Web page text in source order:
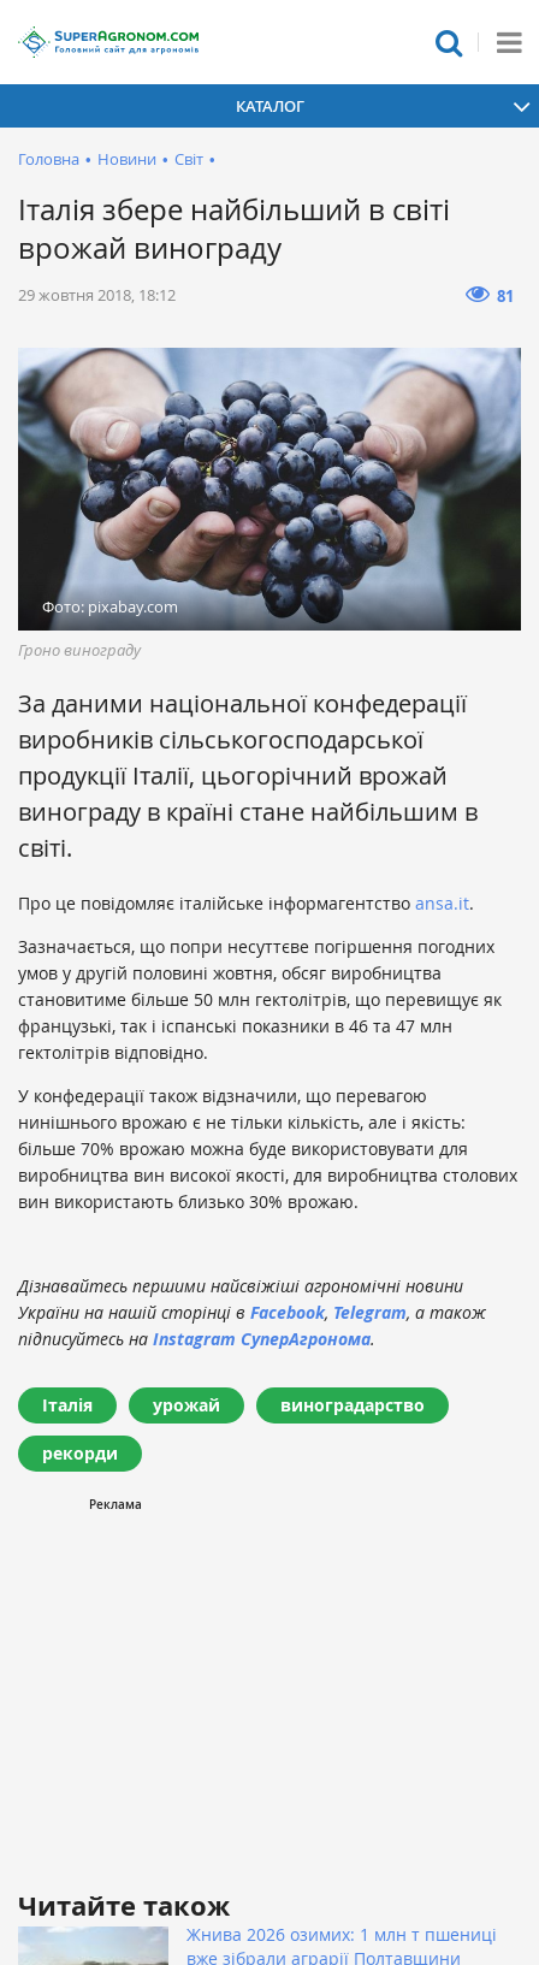
КАТАЛОГ
Головна • Новини • Світ •
Італія збере найбільший в світі
врожай винограду
29 жовтня 2018, 18:12 81
Фото: pixabay.com
Гроно винограду
За даними національної конфедерації
виробників сільськогосподарської
продукції Італії, цьогорічний врожай
винограду в країні стане найбільшим в
світі.
Про це повідомляє італійське інформагентство ansa.it.
Зазначається, що попри несуттєве погіршення погодних
умов у другій половині жовтня, обсяг виробництва
становитиме більше 50 млн гектолітрів, що перевищує як
французькі, так і іспанські показники в 46 та 47 млн
гектолітрів відповідно.
У конфедерації також відзначили, що перевагою
нинішнього врожаю є не тільки кількість, але і якість:
більше 70% врожаю можна буде використовувати для
виробництва вин високої якості, для виробництва столових
вин використають близько 30% врожаю.
Дізнавайтесь першими найсвіжіші агрономічні новини
України на нашій сторінці в Facebook, Telegram, а також
підписуйтесь на Instagram СуперАгронома.
Італія урожай виноградарство
рекорди
Читайте також
Жнива 2026 озимих: 1 млн т пшениці
вже зібрали аграрії Полтавщини